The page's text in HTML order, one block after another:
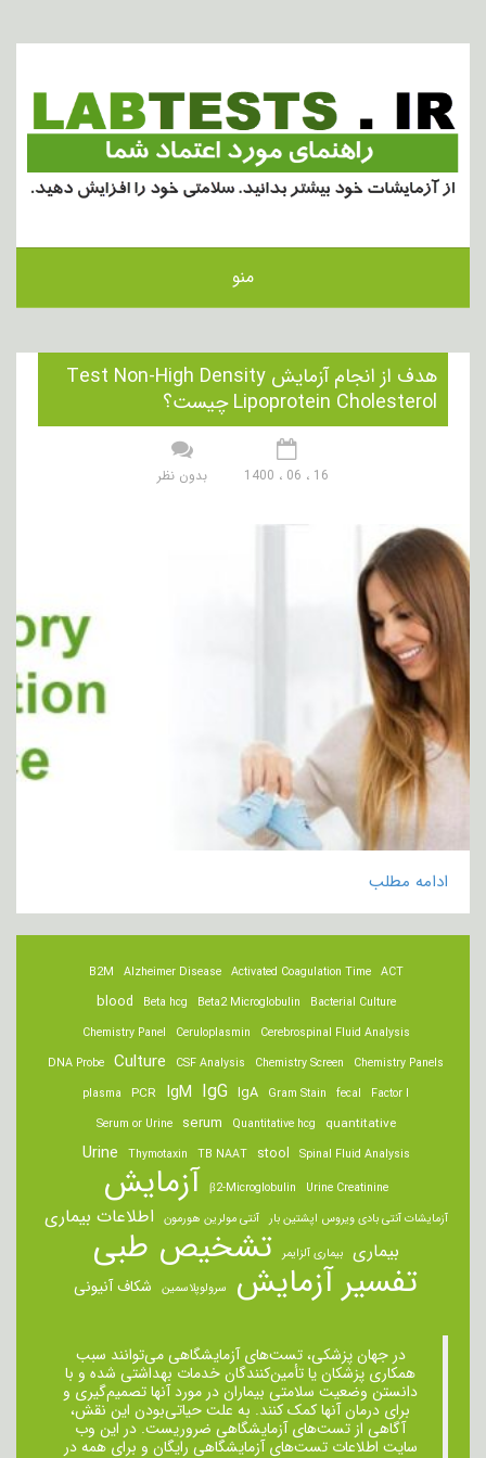
منو
هدف از انجام آزمایش Test Non-High Density
Lipoprotein Cholesterol چیست؟
16 ، 06 ، 1400 بدون نظر
ادامه مطلب
ACT
Activated Coagulation Time
Alzheimer Disease
B2M
Bacterial Culture
Beta2 Microglobulin
Beta hcg
blood
Cerebrospinal Fluid Analysis
Ceruloplasmin
Chemistry Panel
Chemistry Panels
Chemistry Screen
CSF Analysis
Culture
DNA Probe
Factor I
fecal
Gram Stain
IgA
IgG
IgM
PCR
plasma
quantitative
Quantitative hcg
serum
Serum or Urine
Spinal Fluid Analysis
stool
TB NAAT
Thymotaxin
Urine
Urine Creatinine
β2-Microglobulin آزمایش
آزمایشات آنتی بادی ویروس اپشتین بار آنتی مولرین هورمون اطلاعات بیماری
بیماری بیماری آلزایمر تشخیص طبی
تفسیر آزمایش سرولوپلاسمین شکاف آنیونی
در جهان پزشکی، تست‌های آزمایشگاهی می‌توانند سبب
همکاری پزشکان یا تأمین‌کنندگان خدمات بهداشتی شده و با
دانستن وضعیت سلامتی بیماران در مورد آنها تصمیم‌گیری و
برای درمان ‌آنها کمک کنند. به علت حیاتی‌بودن این نقش،
آگاهی از تست‌های آزمایشگاهی ضروریست. در این وب
سایت اطلاعات تست‌های آزمایشگاهی رایگان و برای همه در